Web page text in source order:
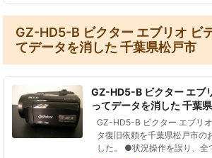
GZ-HD5-B ビクター エブリオ ビ
てデータを消した 千葉県松戸市
GZ-HD5-B ビクター エブ
ってデータを消した 千葉
GZ-HD5-B ビクター エブリ
タ復旧依頼を千葉県松戸市の
した。 ●状況操作を誤り、全